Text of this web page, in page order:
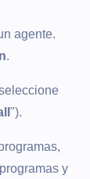
agente.
.
").
y